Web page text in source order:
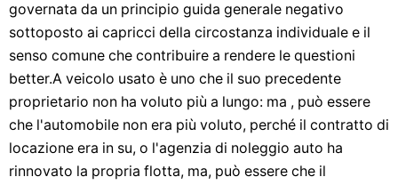
governata da un principio guida generale negativo
sottoposto ai capricci della circostanza individuale e il
senso comune che contribuire a rendere le questioni
better.A veicolo usato è uno che il suo precedente
proprietario non ha voluto più a lungo: ma , può essere
che l'automobile non era più voluto, perché il contratto di
locazione era in su, o l'agenzia di noleggio auto ha
rinnovato la propria flotta, ma, può essere che il